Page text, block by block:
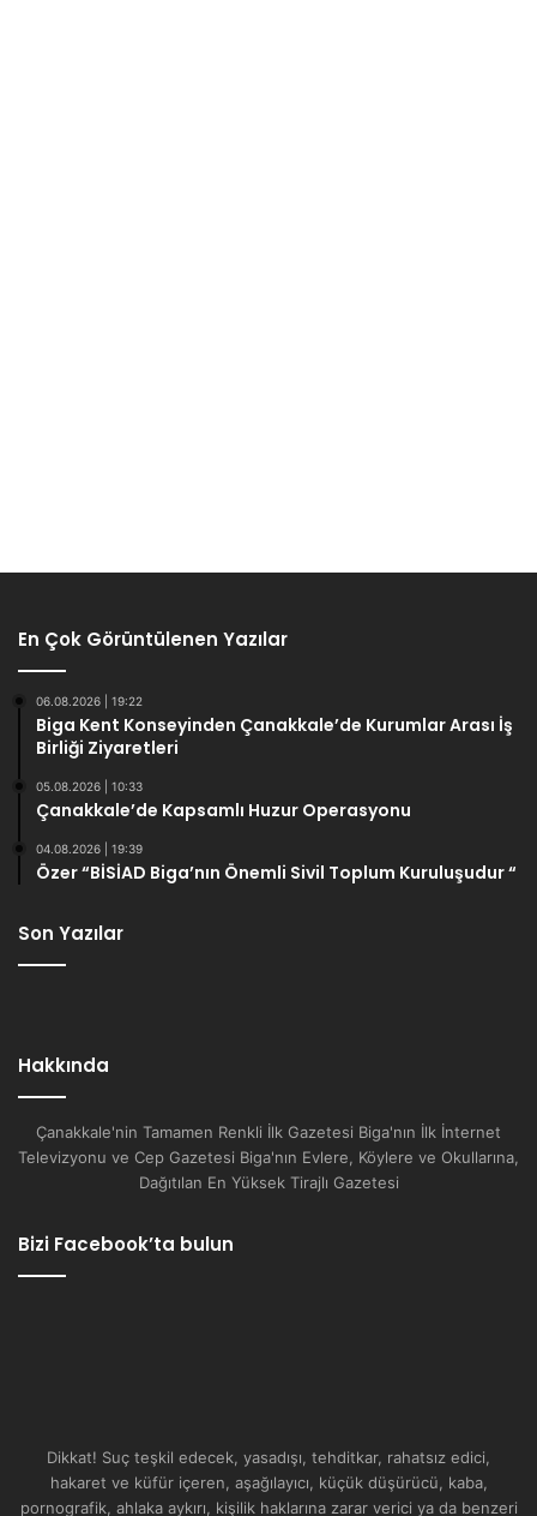
En Çok Görüntülenen Yazılar
06.08.2026 | 19:22
Biga Kent Konseyinden Çanakkale’de Kurumlar Arası İş
Birliği Ziyaretleri
05.08.2026 | 10:33
Çanakkale’de Kapsamlı Huzur Operasyonu
04.08.2026 | 19:39
Özer “BİSİAD Biga’nın Önemli Sivil Toplum Kuruluşudur “
Son Yazılar
Hakkında
Çanakkale'nin Tamamen Renkli İlk Gazetesi Biga'nın İlk İnternet
Televizyonu ve Cep Gazetesi Biga'nın Evlere, Köylere ve Okullarına,
Dağıtılan En Yüksek Tirajlı Gazetesi
Bizi Facebook’ta bulun
Dikkat! Suç teşkil edecek, yasadışı, tehditkar, rahatsız edici,
hakaret ve küfür içeren, aşağılayıcı, küçük düşürücü, kaba,
pornografik, ahlaka aykırı, kişilik haklarına zarar verici ya da benzeri